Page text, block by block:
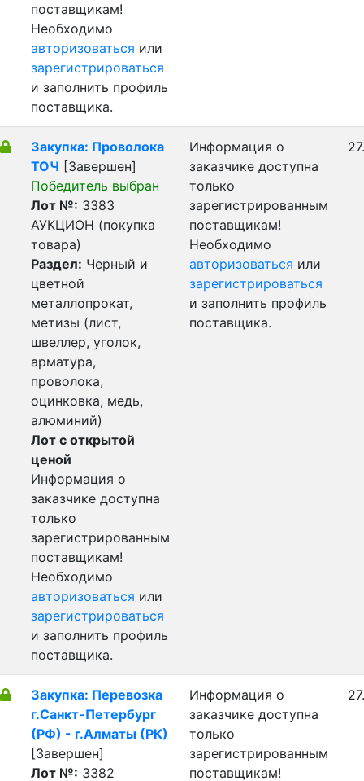
поставщикам!
Необходимо
авторизоваться или
зарегистрироваться
и заполнить профиль
поставщика.
Закупка: Проволока
ТОЧ [Завершен]
Победитель выбран
Лот №: 3383
АУКЦИОН (покупка
товара)
Раздел: Черный и
цветной
металлопрокат,
метизы (лист,
швеллер, уголок,
арматура,
проволока,
оцинковка, медь,
алюминий)
Лот с открытой
ценой
Информация о
заказчике доступна
только
зарегистрированным
поставщикам!
Необходимо
авторизоваться или
зарегистрироваться
и заполнить профиль
поставщика.
Информация о
заказчике доступна
только
зарегистрированным
поставщикам!
Необходимо
авторизоваться или
зарегистрироваться
и заполнить профиль
поставщика.
Закупка: Перевозка
г.Санкт-Петербург
(РФ) - г.Алматы (РК)
[Завершен]
Лот №: 3382
Информация о
заказчике доступна
только
зарегистрированным
поставщикам!